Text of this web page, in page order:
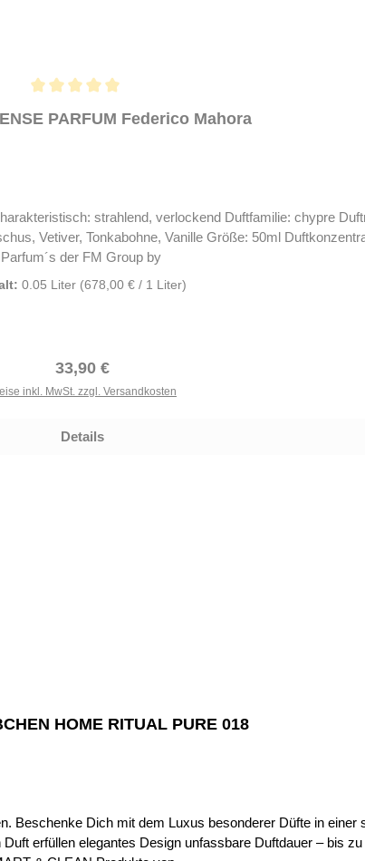
PARFUM Federico Mahora
strahlend, verlockend Duftfamilie: chypre
Vetiver, Tonkabohne, Vanille Größe: 50ml
Parfum´s der FM Group by
0.05 Liter (678,00 € / 1 Liter)
Regulärer Preis:
33,90 €
inkl. MwSt. zzgl. Versandkosten
Details
HOME RITUAL PURE 018
Dich mit dem Luxus besonderer Düfte in einer schönen
Design unfassbare Duftdauer – bis zu 70 Tagen Bei uns erhalten Sie